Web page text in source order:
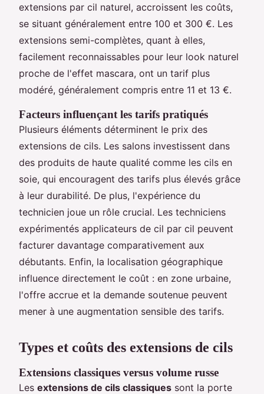
extensions par cil naturel, accroissent les coûts,
se situant généralement entre 100 et 300 €. Les
extensions semi-complètes, quant à elles,
facilement reconnaissables pour leur look naturel
proche de l'effet mascara, ont un tarif plus
modéré, généralement compris entre 11 et 13 €.
Facteurs influençant les tarifs pratiqués
Plusieurs éléments déterminent le prix des
extensions de cils. Les salons investissent dans
des produits de haute qualité comme les cils en
soie, qui encouragent des tarifs plus élevés grâce
à leur durabilité. De plus, l'expérience du
technicien joue un rôle crucial. Les techniciens
expérimentés applicateurs de cil par cil peuvent
facturer davantage comparativement aux
débutants. Enfin, la localisation géographique
influence directement le coût : en zone urbaine,
l'offre accrue et la demande soutenue peuvent
mener à une augmentation sensible des tarifs.
Types et coûts des extensions de cils
Extensions classiques versus volume russe
Les extensions de cils classiques sont la porte